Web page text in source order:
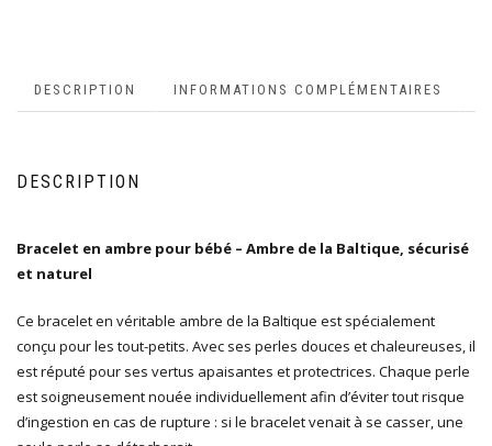
DESCRIPTION INFORMATIONS COMPLÉMENTAIRES
DESCRIPTION
Bracelet en ambre pour bébé – Ambre de la Baltique, sécurisé
et naturel
Ce bracelet en véritable ambre de la Baltique est spécialement
conçu pour les tout-petits. Avec ses perles douces et chaleureuses, il
est réputé pour ses vertus apaisantes et protectrices. Chaque perle
est soigneusement nouée individuellement afin d’éviter tout risque
d’ingestion en cas de rupture : si le bracelet venait à se casser, une